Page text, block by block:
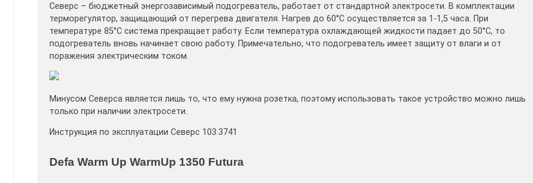
Северс – бюджетный энергозависимый подогреватель, работает от стандартной электросети. В комплектации
терморегулятор, защищающий от перегрева двигателя. Нагрев до 60°С осуществляется за 1-1,5 часа. При
температуре 85°С система прекращает работу. Если температура охлаждающей жидкости падает до 50°С, то
подогреватель вновь начинает свою работу. Примечательно, что подогреватель имеет защиту от влаги и от
поражения электрическим током.
Минусом Северса является лишь то, что ему нужна розетка, поэтому использовать такое устройство можно лишь
только при наличии электросети.
Инструкция по эксплуатации Северс 103.3741
Defa Warm Up WarmUp 1350 Futura